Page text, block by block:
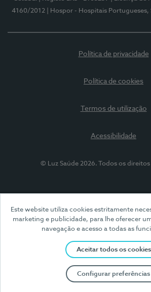
Este website utiliza cookies estritamente
marketing e publicidade, para lhe oferecer
navegação e acesso a todas as
Aceitar todos os cookies
Configurar preferências
4160/2012
| Hospor - Hospitais Portugueses,
Política de privacidade
Política de cookies
Termos de utilização
Acessibilidade
© Luz Saúde 2026. Todos os